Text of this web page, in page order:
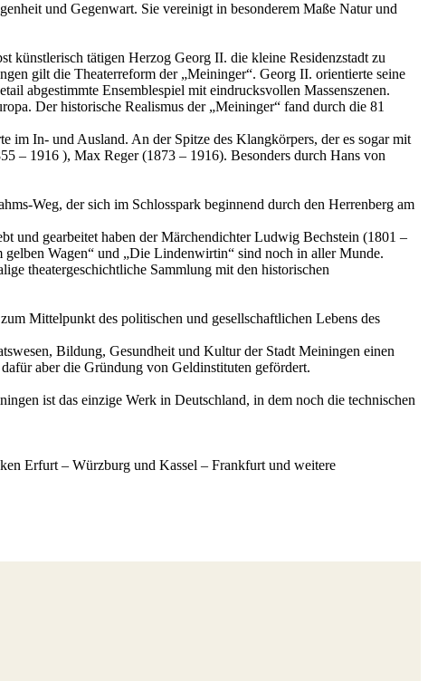
und Gegenwart. Sie vereinigt in besonderem Maße Natur und
künstlerisch tätigen Herzog Georg II. die kleine Residenzstadt zu
gilt die Theaterreform der „Meininger“. Georg II. orientierte seine
abgestimmte Ensemblespiel mit eindrucksvollen Massenszenen.
Der historische Realismus der „Meininger“ fand durch die 81
im In- und Ausland. An der Spitze des Klangkörpers, der es sogar mit
– 1916 ), Max Reger (1873 – 1916). Besonders durch Hans von
Weg, der sich im Schlosspark beginnend durch den Herrenberg am
und gearbeitet haben der Märchendichter Ludwig Bechstein (1801 –
Wagen“ und „Die Lindenwirtin“ sind noch in aller Munde.
theatergeschichtliche Sammlung mit den historischen
Mittelpunkt des politischen und gesellschaftlichen Lebens des
Bildung, Gesundheit und Kultur der Stadt Meiningen einen
aber die Gründung von Geldinstituten gefördert.
ist das einzige Werk in Deutschland, in dem noch die technischen
Erfurt – Würzburg und Kassel – Frankfurt und weitere